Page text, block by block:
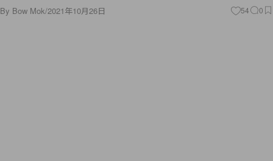
By Bow Mok/2021年10月26日 54 0